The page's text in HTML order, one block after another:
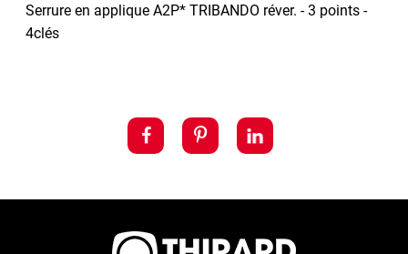
Serrure en applique A2P* TRIBANDO réver. - 3 points -
4clés